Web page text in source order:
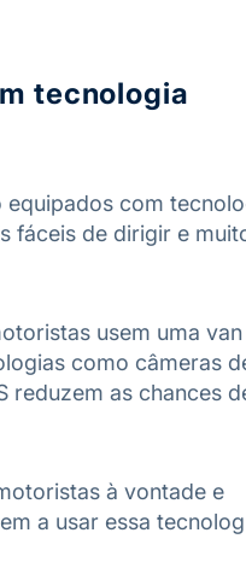
tecnologia
equipados com
fáceis de dirigir e
usem uma
como câmeras
reduzem as chances
à vontade e
a usar essa